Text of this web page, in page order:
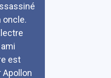
oncle.
est
Apollon